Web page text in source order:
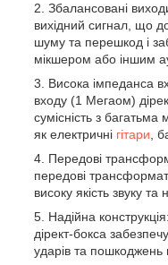
Збалансовані
вихідний сигнал, що
шуму та перешкод і
мікшером або іншим
Висока імпеданса
входу (1 Мегаом)
сумісність з
як електричні гітари ,
Передові
передові
високу якість звуку та
Надійна
дірект-бокса
ударів та пошкоджень